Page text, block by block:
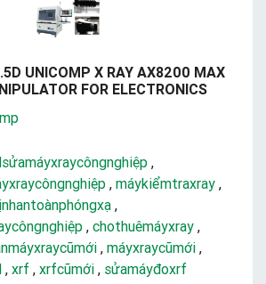
UNICOMP X RAY AX8200 MAX
FOR ELECTRONICS
,
, máykiểmtraxray ,
,
, chothuêmáyxray ,
, máyxraycũmới ,
, xrf , xrfcũmới , sửamáyđoxrf